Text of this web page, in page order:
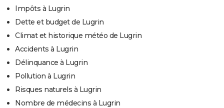
Impôts à Lugrin
Dette et budget de Lugrin
Climat et historique météo de Lugrin
Accidents à Lugrin
Délinquance à Lugrin
Pollution à Lugrin
Risques naturels à Lugrin
Nombre de médecins à Lugrin